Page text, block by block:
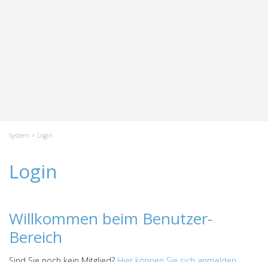
System > Login
Login
Willkommen beim Benutzer-
Bereich